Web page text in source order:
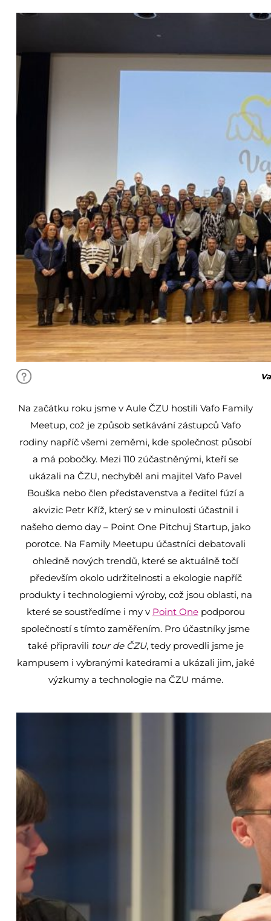
Na začátku roku jsme v Aule ČZU hostili Vafo Family
Meetup, což je způsob setkávání zástupců Vafo
rodiny napříč všemi zeměmi, kde společnost působí
a má pobočky. Mezi 110 zúčastněnými, kteří se
ukázali na ČZU, nechyběl ani majitel Vafo Pavel
Bouška nebo člen představenstva a ředitel fúzí a
akvizic Petr Kříž, který se v minulosti účastnil i
našeho demo day – Point One Pitchuj Startup, jako
porotce. Na Family Meetupu účastníci debatovali
ohledně nových trendů, které se aktuálně točí
především okolo udržitelnosti a ekologie napříč
produkty i technologiemi výroby, což jsou oblasti, na
které se soustředíme i my v Point Onepodporou
společností s tímto zaměřením. Pro účastníky jsme
také připravili tour de ČZU, tedy provedli jsme je
kampusem i vybranými katedrami a ukázali jim, jaké
výzkumy a technologie na ČZU máme.